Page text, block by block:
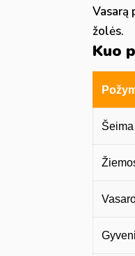
Vasarą
žolės.
Kuo
Šeima